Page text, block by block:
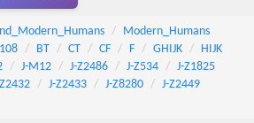
Modern_Humans
BT CT CF F GHIJK
HIJK
J-M12 J-Z2486 J-Z534
J-Z1825
J-Z2433 J-Z8280
J-Z2449